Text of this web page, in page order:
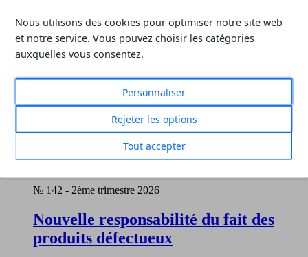
D'autres revues qui pourraient vous intéresser
№ 142 - 2ème trimestre 2026
Nouvelle responsabilité du fait des
produits défectueux
Nous utilisons des cookies pour optimiser notre site web
et notre service. Vous pouvez choisir les catégories
auxquelles vous consentez.
Personnaliser
Rejeter les options
Tout accepter